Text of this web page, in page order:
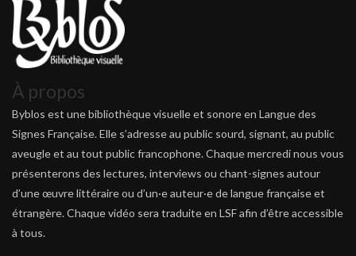
À propos
Byblos est une bibliothèque visuelle et sonore en Langue des
Signes Française. Elle s’adresse au public sourd, signant, au public
aveugle et au tout public francophone. Chaque mercredi nous vous
présenterons des lectures, interviews ou chant-signes autour
d’une œuvre littéraire ou d’un·e auteur·e de langue française et
étrangère. Chaque vidéo sera traduite en LSF afin d’être accessible
à tous.